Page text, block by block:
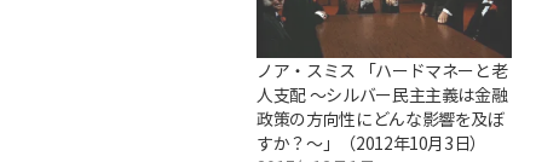
ノア・スミス 「ハードマネーと老
人支配 ～シルバー民主主義は金融
政策の方向性にどんな影響を及ぼ
すか？～」（2012年10月3日）